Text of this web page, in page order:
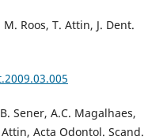
Roos, T. Attin, J. Dent.
Sener, A.C. Magalhaes,
Acta Odontol. Scand.